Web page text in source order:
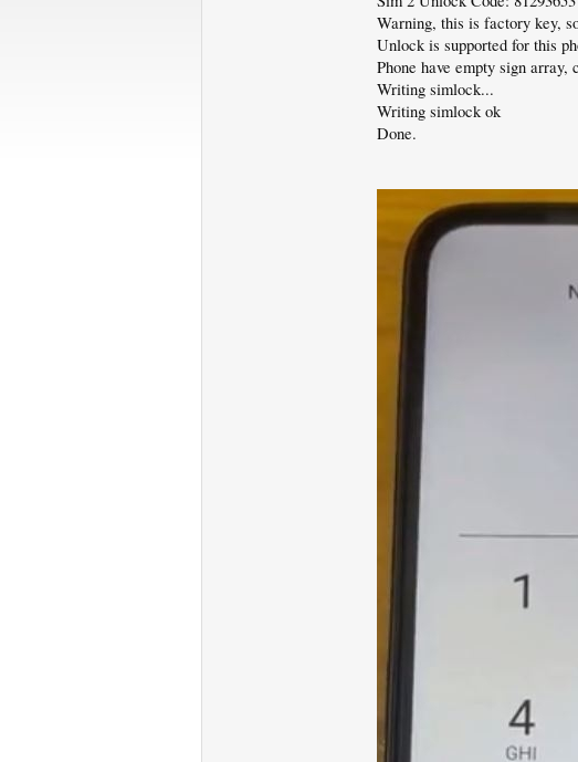
Warning, this is factory key,
Unlock is supported for this
Phone have empty sign array,
Writing simlock...
Writing simlock ok
Done.